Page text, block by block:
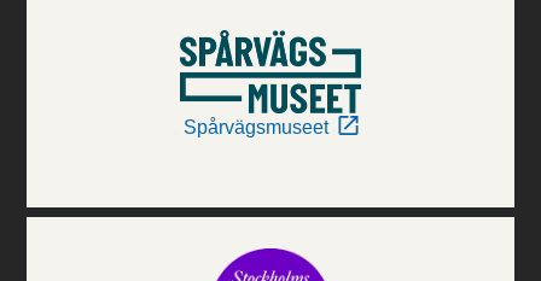
Spårvägsmuseet